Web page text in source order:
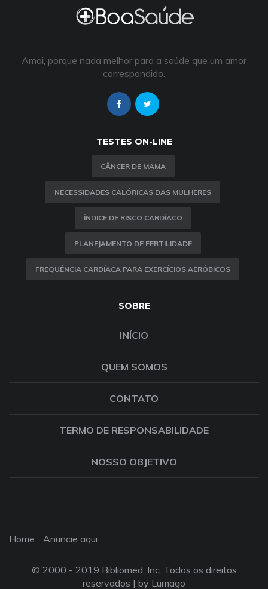
Amai, porque nada melhor para a saúde que um amor
correspondido.
TESTES ON-LINE
CÂNCER DE MAMA
NECESSIDADES CALÓRICAS DAS MULHERES
ÍNDICE DE RISCO CARDÍACO
PLANEJAMENTO DE FERTILIDADE
FREQUÊNCIA CARDÍACA PARA EXERCÍCIOS AERÓBICOS
SOBRE
INÍCIO
QUEM SOMOS
CONTATO
TERMO DE RESPONSABILIDADE
NOSSO OBJETIVO
Home Anuncie aqui
© 2000 - 2019 Bibliomed, Inc. Todos os direitos
reservados | by Lumago